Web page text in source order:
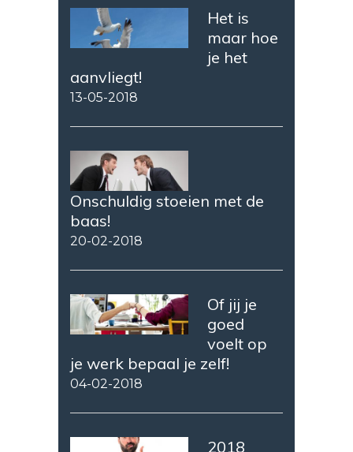
Het is
maar hoe
je het
aanvliegt!
13-05-2018
Onschuldig stoeien met de
baas!
20-02-2018
Of jij je
goed
voelt op
je werk bepaal je zelf!
04-02-2018
2018